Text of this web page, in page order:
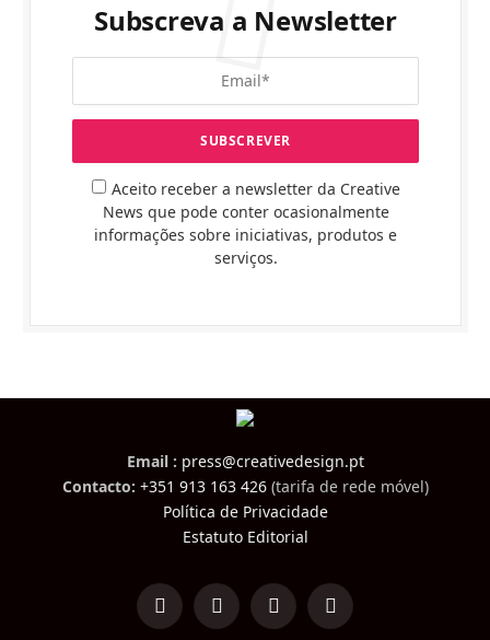
Subscreva a Newsletter
Aceito receber a newsletter da Creative
News que pode conter ocasionalmente
informações sobre iniciativas, produtos e
serviços.
Email : press@creativedesign.pt
Contacto: +351 913 163 426(tarifa de rede móvel)
Política de Privacidade
Estatuto Editorial
LinkedInFacebookInstagramTikTok